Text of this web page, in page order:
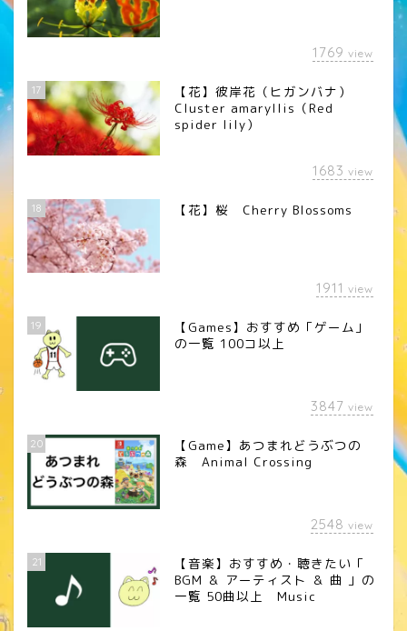
1769 view
17
【花】彼岸花（ヒガンバナ）
Cluster amaryllis（Red
spider lily）
1683 view
18 【花】桜 Cherry Blossoms
1911 view
19
【Games】おすすめ「ゲーム」
の一覧 100コ以上
3847 view
20
【Game】あつまれどうぶつの
森 Animal Crossing
2548 view
21
【音楽】おすすめ・聴きたい「
BGM ＆ アーティスト ＆ 曲 」の
一覧 50曲以上 Music